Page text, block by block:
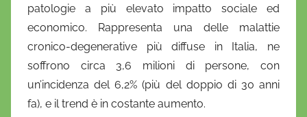
patologie a più elevato impatto sociale ed
economico. Rappresenta una delle malattie
cronico-degenerative più diffuse in Italia, ne
soffrono circa 3,6 milioni di persone, con
un’incidenza del 6,2% (più del doppio di 30 anni
fa), e il trend è in costante aumento.